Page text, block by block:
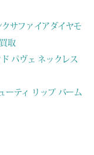
サファイアダイヤモ
取
パヴェ ネックレス
ーティ リップ バーム